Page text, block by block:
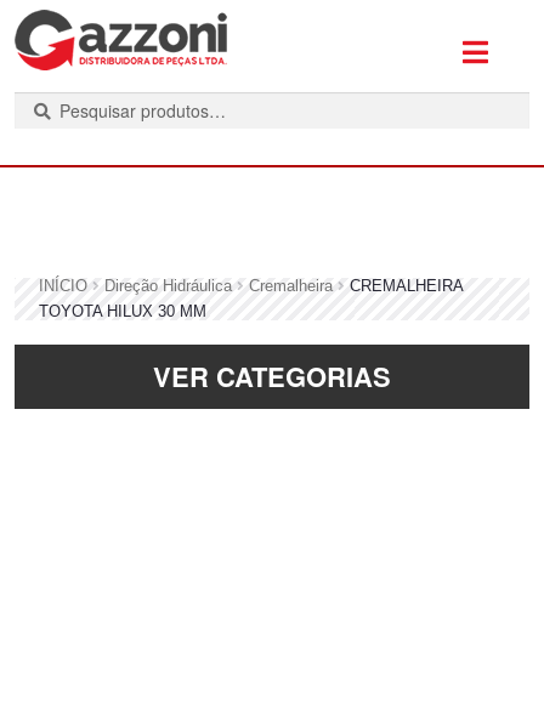
INÍCIO Direção Hidráulica Cremalheira
CREMALHEIRA
TOYOTA HILUX 30 MM
VER CATEGORIAS